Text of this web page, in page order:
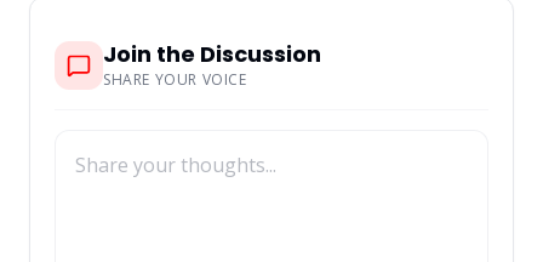
Join the Discussion
SHARE YOUR VOICE